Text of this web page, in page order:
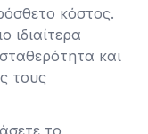
κόστος.
ιδιαίτερα
και
τους
το